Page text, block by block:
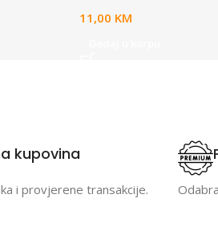
11,00 KM
kupovina
i provjerene transakcije.